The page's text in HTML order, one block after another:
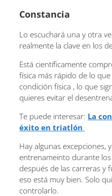
Constancia
Lo escuchará una y otra
realmente la clave en los
Está científicamente
física más rápido de lo
condición física , lo que
quieres evitar el
Te puede interesar: La
éxito en triatlón
Hay algunas excepciones,
entrenameinto durante
después de las carreras y
eso está muy bien. Solo
controlarlo.